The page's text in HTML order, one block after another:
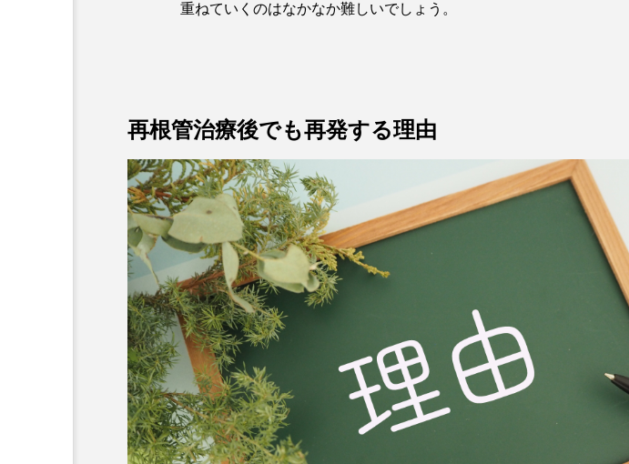
重ねていくのはなかなか難しいでしょう。
再根管治療後でも再発する理由